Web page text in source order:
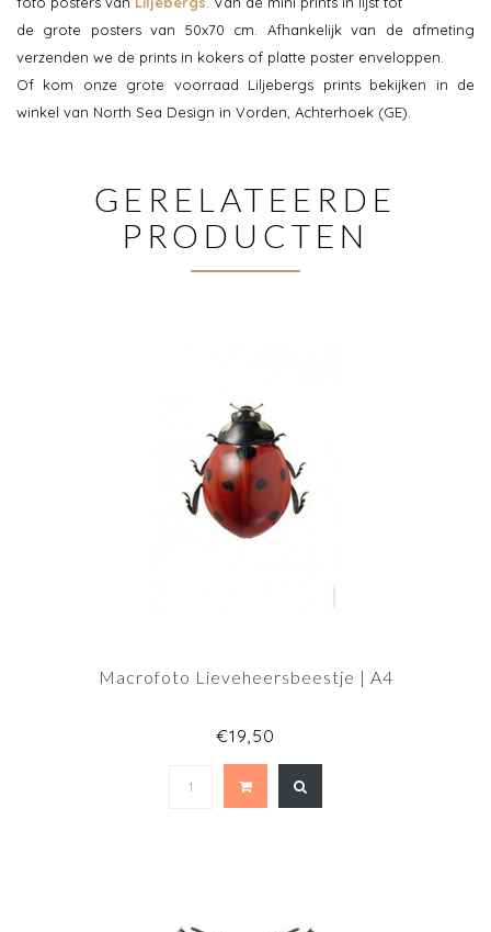
de grote posters van 50x70 cm. Afhankelijk van de afmeting
verzenden we de prints in kokers of platte poster enveloppen.
Of kom onze grote voorraad Liljebergs prints bekijken in de
winkel van North Sea Design in Vorden, Achterhoek (GE).
GERELATEERDE
PRODUCTEN
Macrofoto Lieveheersbeestje | A4
€19,50